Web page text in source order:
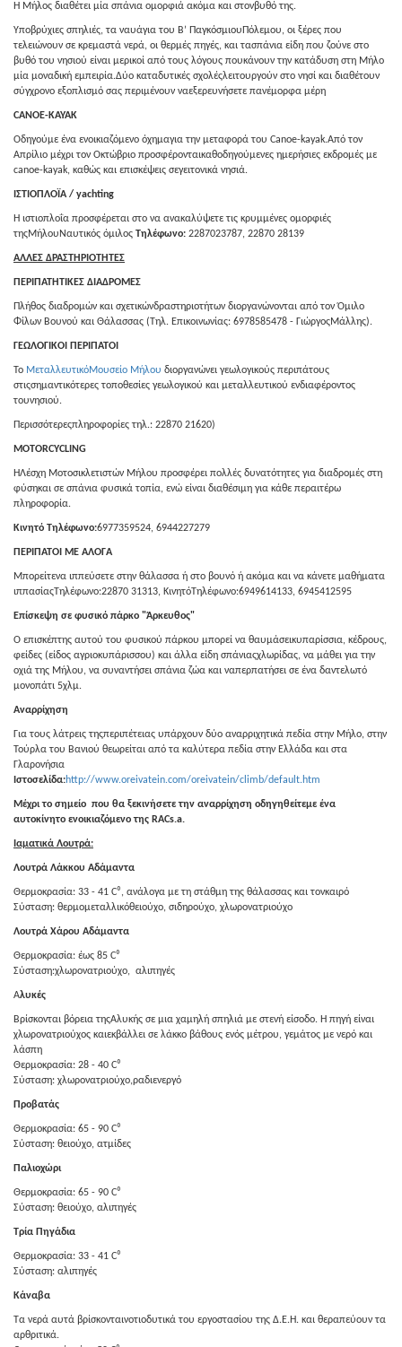
Η Μήλος διαθέτει μία σπάνια ομορφιά ακόμα και στονβυθό της.
Υποβρύχιες σπηλιές, τα ναυάγια του Β’ ΠαγκόσμιουΠόλεμου, οι ξέρες που
τελειώνουν σε κρεμαστά νερά, οι θερμές πηγές, και τασπάνια είδη που ζούνε στο
βυθό του νησιού είναι μερικοί από τους λόγους πουκάνουν την κατάδυση στη Μήλο
μία μοναδική εμπειρία.Δύο καταδυτικές σχολέςλειτουργούν στο νησί και διαθέτουν
σύγχρονο εξοπλισμό σας περιμένουν ναεξερευνήσετε πανέμορφα μέρη
CANOE-KAYAK
Οδηγούμε ένα ενοικιαζόμενο όχημαγια την μεταφορά του Canoe-kayak.Από τον
Απρίλιο μέχρι τον Οκτώβριο προσφέρονταικαθοδηγούμενες ημερήσιες εκδρομές με
canoe-kayak, καθώς και επισκέψεις σεγειτονικά νησιά.
ΙΣΤΙΟΠΛΟΪΑ / yachting
Η ιστιοπλοΐα προσφέρεται στο να ανακαλύψετε τις κρυμμένες ομορφιές
τηςΜήλουΝαυτικός όμιλος Τηλέφωνο: 2287023787, 22870 28139
ΑΛΛΕΣ ΔΡΑΣΤΗΡΙΟΤΗΤΕΣ
ΠΕΡΙΠΑΤΗΤΙΚΕΣ ΔΙΑΔΡΟΜΕΣ
Πλήθος διαδρομών και σχετικώνδραστηριοτήτων διοργανώνονται από τον Όμιλο
Φίλων Βουνού και Θάλασσας (Τηλ. Επικοινωνίας: 6978585478 - ΓιώργοςΜάλλης).
ΓΕΩΛΟΓΙΚΟΙ ΠΕΡΙΠΑΤΟΙ
Το ΜεταλλευτικόΜουσείο Μήλου διοργανώνει γεωλογικούς περιπάτους
στιςσημαντικότερες τοποθεσίες γεωλογικού και μεταλλευτικού ενδιαφέροντος
τουνησιού.
Περισσότερεςπληροφορίες τηλ.: 22870 21620)
MOTORCYCLING
ΗΛέσχη Μοτοσικλετιστών Μήλου προσφέρει πολλές δυνατότητες για διαδρομές στη
φύσηκαι σε σπάνια φυσικά τοπία, ενώ είναι διαθέσιμη για κάθε περαιτέρω
πληροφορία.
Κινητό Τηλέφωνο:6977359524, 6944227279
ΠΕΡΙΠΑΤΟΙ ΜΕ ΑΛΟΓΑ
Μπορείτενα ιππεύσετε στην θάλασσα ή στο βουνό ή ακόμα και να κάνετε μαθήματα
ιππασίαςΤηλέφωνο:22870 31313, ΚινητόΤηλέφωνο:6949614133, 6945412595
Επίσκεψη σε φυσικό πάρκο "Άρκευθος"
Ο επισκέπτης αυτού του φυσικού πάρκου μπορεί να θαυμάσεικυπαρίσσια, κέδρους,
φείδες (είδος αγριοκυπάρισσου) και άλλα είδη σπάνιαςχλωρίδας, να μάθει για την
οχιά της Μήλου, να συναντήσει σπάνια ζώα και ναπερπατήσει σε ένα δαντελωτό
μονοπάτι 5χλμ.
Αναρρίχηση
Για τους λάτρεις τηςπεριπέτειας υπάρχουν δύο αναρριχητικά πεδία στην Μήλο, στην
Τούρλα του Βανιού θεωρείται από τα καλύτερα πεδία στην Ελλάδα και στα
Γλαρονήσια
Ιστοσελίδα:http://www.oreivatein.com/oreivatein/climb/default.htm
Μέχρι το σημείο που θα ξεκινήσετε την αναρρίχηση οδηγηθείτεμε ένα
αυτοκίνητο ενοικιαζόμενο της RACs.a.
Ιαματικά Λουτρά:
Λουτρά Λάκκου Αδάμαντα
Θερμοκρασία: 33 - 41 C⁰, ανάλογα με τη στάθμη της θάλασσας και τονκαιρό
Σύσταση: θερμομεταλλικόθειούχο, σιδηρούχο, χλωρονατριούχο
Λουτρά Χάρου Αδάμαντα
Θερμοκρασία: έως 85 C⁰
Σύσταση:χλωρονατριούχο, αλιπηγές
Αλυκές
Βρίσκονται βόρεια τηςΑλυκής σε μια χαμηλή σπηλιά με στενή είσοδο. Η πηγή είναι
χλωρονατριούχος καιεκβάλλει σε λάκκο βάθους ενός μέτρου, γεμάτος με νερό και
λάσπη
Θερμοκρασία: 28 - 40 C⁰
Σύσταση: χλωρονατριούχο,ραδιενεργό
Προβατάς
Θερμοκρασία: 65 - 90 C⁰
Σύσταση: θειούχο, ατμίδες
Παλιοχώρι
Θερμοκρασία: 65 - 90 C⁰
Σύσταση: θειούχο, αλιπηγές
Τρία Πηγάδια
Θερμοκρασία: 33 - 41 C⁰
Σύσταση: αλιπηγές
Κάναβα
Τα νερά αυτά βρίσκονταινοτιοδυτικά του εργοστασίου της Δ.Ε.Η. και θεραπεύουν τα
αρθριτικά.